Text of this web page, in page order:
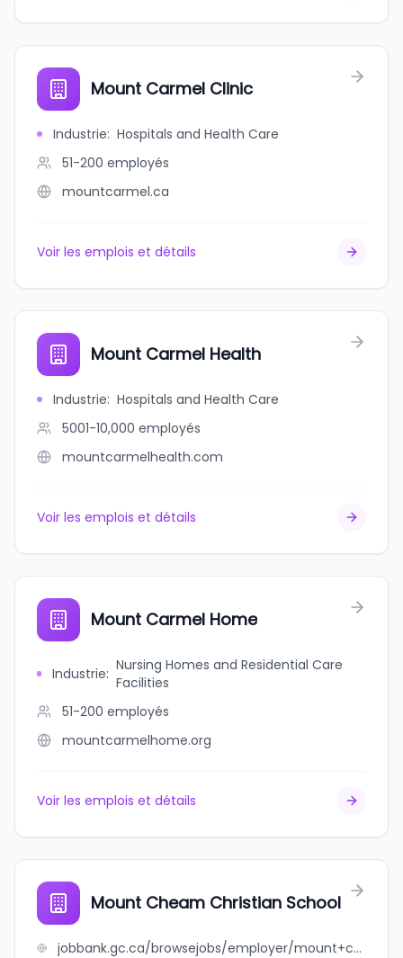
Mount Carmel Clinic
Industrie: Hospitals and Health Care
51-200 employés
mountcarmel.ca
Voir les emplois et détails
Mount Carmel Health
Industrie: Hospitals and Health Care
5001-10,000 employés
mountcarmelhealth.com
Voir les emplois et détails
Mount Carmel Home
Industrie: Nursing Homes and Residential Care
Facilities
51-200 employés
mountcarmelhome.org
Voir les emplois et détails
Mount Cheam Christian School
jobbank.gc.ca/browsejobs/employer/mount+cheam+christian+school/ca